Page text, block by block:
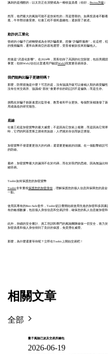
諷刺的是殘酷的：以太坊正在演變成為一種收益資產（你好， Pectra升級 ）
然而，他們最大的風險可能不是技術性的；而是聲譽的。如果投資者不斷
搖，牛市勢頭會受挫。社會工程不僅耗盡錢包；還損害了敘述。
欺詐的工業化
曾經的小騙子已經轉變成為全球詐騙產業。想像“詐騙即服務”，在這裡，
的慢燒騙局，通常由東南亞的基地運營，受害者被奴役來欺騙他人。
然後是“武器化影響”。在2024年，黑客劫持了高調的社交賬號，包括美國
事實：劫持Web2信任比普通用戶驗證Web3現實要容易得多。
我們能夠比騙子更聰明嗎？
那麼，防禦措施是什麼？可悲的是，沒有協議升級可以修補人類的易受騙性
沒有任何交易所、協議或“朋友”會要求你的助記詞不是偏執；而是生存。
挑戰在於騙子創新速度比監管者、教育者和平台更快。每個對策都激發了
用成偽造的研究報告。
底線
社會工程是加密貨幣的最大威脅；不是因為它技術上複雜，而是因為它簡
時，它們的阿基里斯之踵依然如故：人們過於自信而缺乏懷疑。
加密貨幣不僅需要更強大的代碼；還需要更敏銳的頭腦。在一個點擊錯誤
的防線。
最終，加密貨幣最大的漏洞不在於代碼，而在於我們的思維。因為無論比
鏈容易。
Toobit如何保護您的加密貨幣
Toobit非常重視保護您的加密身份，理解保護您的個人信息與保障您的資
一點。
使用其專有的Bee-Safe套件，Toobit從註冊開始就使用先進的加密和多因
有的敏感數據，包括個人身份信息和交易詳情，確保您的私人信息被加密
此外，持續的安全審計、員工培訓和專門的風險團隊確保一切安全，致力
加密資產和個人身份得到了良好的保護，免受潛在威脅。
那麼，為什麼還要等待呢？立即在Toobit上開始交易吧！
相關文章
全部
量子風險已波及交易所錢包
2026-06-19